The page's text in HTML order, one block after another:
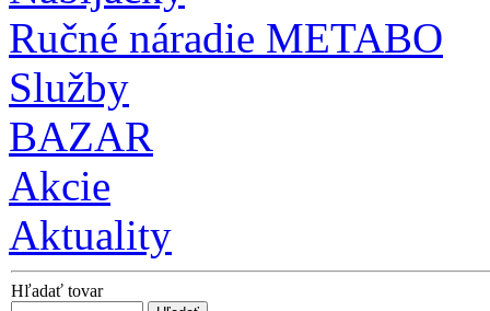
Ručné náradie METABO
Služby
BAZAR
Akcie
Aktuality
Hľadať tovar